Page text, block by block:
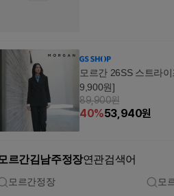
모르간 26SS 스트라
9,900원]
89,900원
40%53,940원
르간김남주정장연관검색어
모르간정장 모